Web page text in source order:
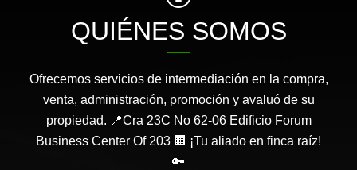
QUIÉNES SOMOS
Ofrecemos servicios de intermediación en la compra,
venta, administración, promoción y avaluó de su
propiedad. 📍Cra 23C No 62-06 Edificio Forum
Business Center Of 203 🏢 ¡Tu aliado en finca raíz!
🔑